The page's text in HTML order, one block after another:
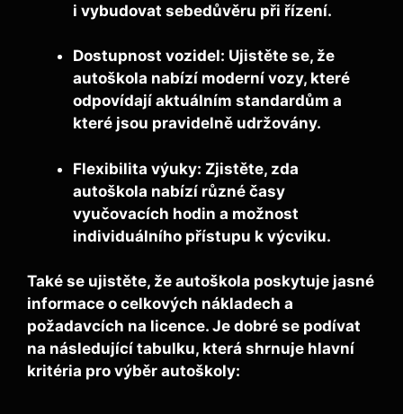
i vybudovat sebedůvěru při řízení.
Dostupnost vozidel: Ujistěte se, že
autoškola nabízí moderní vozy, které
odpovídají aktuálním standardům a
které jsou pravidelně udržovány.
Flexibilita výuky: Zjistěte, zda
autoškola nabízí různé časy
vyučovacích hodin a možnost
individuálního přístupu k výcviku.
Také se ujistěte, že autoškola poskytuje jasné
informace o celkových nákladech a
požadavcích na licence. Je dobré se podívat
na následující tabulku, která shrnuje hlavní
kritéria pro výběr autoškoly: